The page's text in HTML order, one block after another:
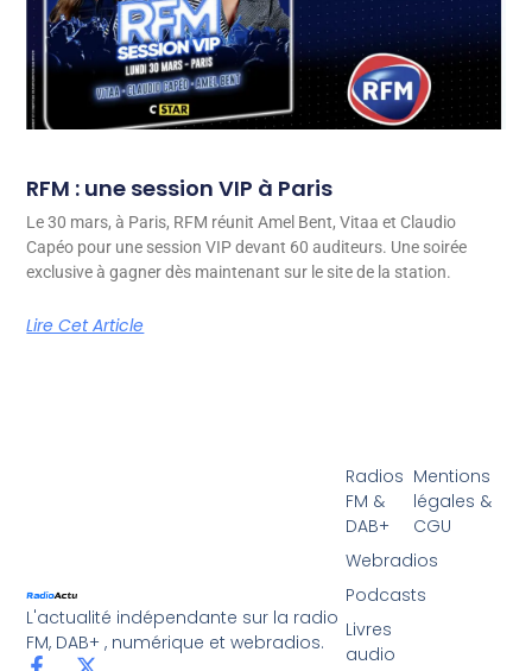
RFM : une session VIP à Paris
Le 30 mars, à Paris, RFM réunit Amel Bent, Vitaa et Claudio
Capéo pour une session VIP devant 60 auditeurs. Une soirée
exclusive à gagner dès maintenant sur le site de la station.
Lire Cet Article
L'actualité indépendante sur la radio
FM, DAB+ , numérique et webradios.
Radios
FM &
DAB+
Webradios
Podcasts
Livres
audio
Mentions
légales &
CGU